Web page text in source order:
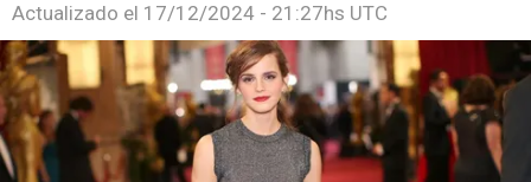
Actualizado el 17/12/2024 - 21:27hs UTC